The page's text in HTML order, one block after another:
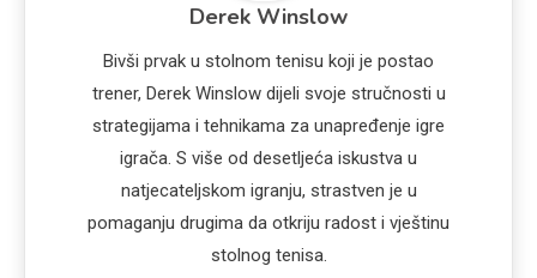
Derek Winslow
Bivši prvak u stolnom tenisu koji je postao
trener, Derek Winslow dijeli svoje stručnosti u
strategijama i tehnikama za unapređenje igre
igrača. S više od desetljeća iskustva u
natjecateljskom igranju, strastven je u
pomaganju drugima da otkriju radost i vještinu
stolnog tenisa.